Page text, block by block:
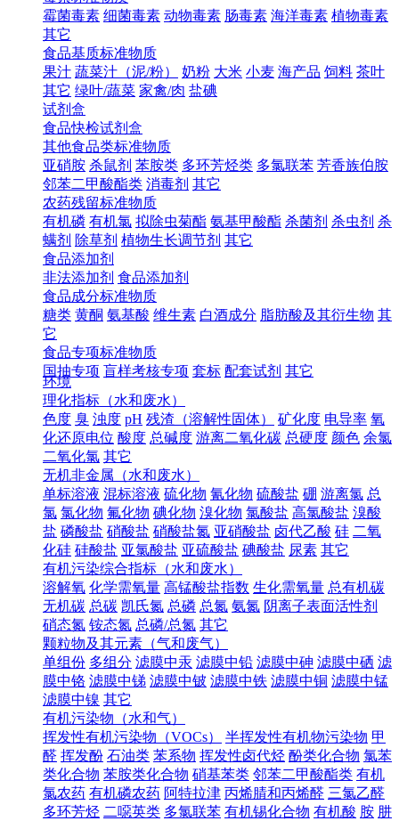
霉菌毒素 细菌毒素 动物毒素 肠毒素 海洋毒素 植物毒素
其它
食品基质标准物质
果汁 蔬菜汁（泥/粉） 奶粉 大米 小麦 海产品 饲料 茶叶
其它 绿叶/蔬菜 家禽/肉 盐碘
试剂盒
食品快检试剂盒
其他食品类标准物质
亚硝胺 杀鼠剂 苯胺类 多环芳烃类 多氯联苯 芳香族伯胺
邻苯二甲酸酯类 消毒剂 其它
农药残留标准物质
有机磷 有机氯 拟除虫菊酯 氨基甲酸酯 杀菌剂 杀虫剂 杀
螨剂 除草剂 植物生长调节剂 其它
食品添加剂
非法添加剂 食品添加剂
食品成分标准物质
糖类 黄酮 氨基酸 维生素 白酒成分 脂肪酸及其衍生物 其
它
食品专项标准物质
国抽专项 盲样考核专项 套标 配套试剂 其它
环境
理化指标（水和废水）
色度 臭 浊度 pH 残渣（溶解性固体） 矿化度 电导率 氧
化还原电位 酸度 总碱度 游离二氧化碳 总硬度 颜色 余氯
二氧化氯 其它
无机非金属（水和废水）
单标溶液 混标溶液 硫化物 氰化物 硫酸盐 硼 游离氯 总
氯 氯化物 氟化物 碘化物 溴化物 氯酸盐 高氯酸盐 溴酸
盐 磷酸盐 硝酸盐 硝酸盐氮 亚硝酸盐 卤代乙酸 硅 二氧
化硅 硅酸盐 亚氯酸盐 亚硫酸盐 碘酸盐 尿素 其它
有机污染综合指标（水和废水）
溶解氧 化学需氧量 高锰酸盐指数 生化需氧量 总有机碳
无机碳 总碳 凯氏氮 总磷 总氮 氨氮 阴离子表面活性剂
硝态氮 铵态氮 总磷/总氮 其它
颗粒物及其元素（气和废气）
单组份 多组分 滤膜中汞 滤膜中铅 滤膜中砷 滤膜中硒 滤
膜中铬 滤膜中锑 滤膜中铍 滤膜中铁 滤膜中铜 滤膜中锰
滤膜中镍 其它
有机污染物（水和气）
挥发性有机污染物（VOCs）
半挥发性有机物污染物 甲
醛 挥发酚 石油类 苯系物 挥发性卤代烃 酚类化合物 氯苯
类化合物 苯胺类化合物 硝基苯类 邻苯二甲酸酯类 有机
氯农药 有机磷农药 阿特拉津 丙烯腈和丙烯醛 三氯乙醛
多环芳烃 二噁英类 多氯联苯 有机锡化合物 有机酸 胺 肼